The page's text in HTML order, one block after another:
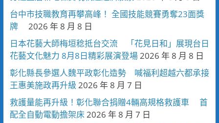
台中市技職教育再攀高峰！ 全國技能競賽勇奪23面獎
牌
2026 年 8 月 8 日
日本花藝大師梅垣稔抵台交流 「花見日和」展現台日
花藝文化魅力 8月8日精彩展演登場2026 年 8 月 8 日
彰化縣長參選人魏平政彰化造勢 喊福利超越六都承接
王惠美施政再升級 2026 年 8 月 7 日
救護量能再升級！彰化聯合捐贈4輛高規格救護車 首
配全自動電動擔架床2026 年 8 月 7 日